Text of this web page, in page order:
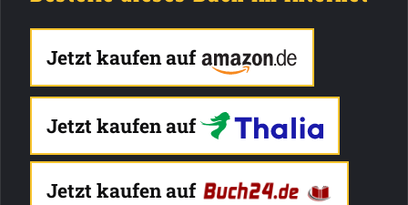
Jetzt kaufen auf
Jetzt kaufen auf
Jetzt kaufen auf